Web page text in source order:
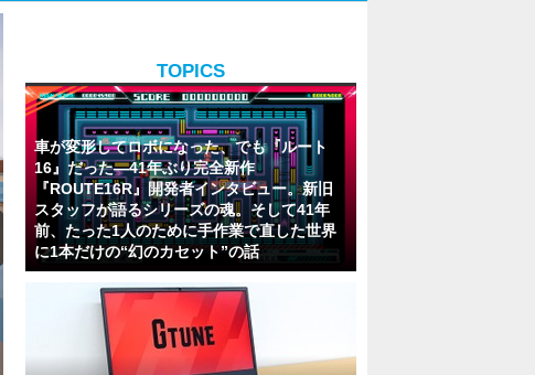
TOPICS
車が変形してロボになった、でも『ルート
16』だった―41年ぶり完全新作
『ROUTE16R』開発者インタビュー。新旧
スタッフが語るシリーズの魂。そして41年
前、たった1人のために手作業で直した世界
に1本だけの“幻のカセット”の話